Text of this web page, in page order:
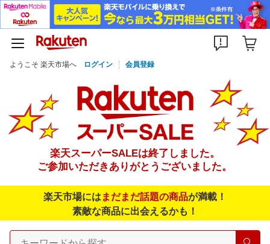
ようこそ 楽天市場へ ログイン 会員登録
楽天スーパーSALEは終了しました。
ご参加いただきありがとうございました。
楽天市場にはまだまだ話題の商品が満載！
素敵な商品に出会えるかも！
検索